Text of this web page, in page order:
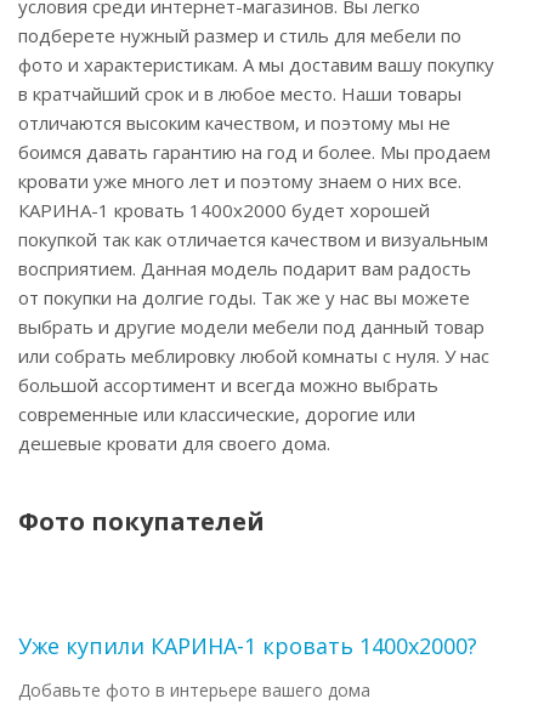
условия среди интернет-магазинов. Вы легко
подберете нужный размер и стиль для мебели по
фото и характеристикам. А мы доставим вашу покупку
в кратчайший срок и в любое место. Наши товары
отличаются высоким качеством, и поэтому мы не
боимся давать гарантию на год и более. Мы продаем
кровати уже много лет и поэтому знаем о них все.
КАРИНА-1 кровать 1400х2000 будет хорошей
покупкой так как отличается качеством и визуальным
восприятием. Данная модель подарит вам радость
от покупки на долгие годы. Так же у нас вы можете
выбрать и другие модели мебели под данный товар
или собрать меблировку любой комнаты с нуля. У нас
большой ассортимент и всегда можно выбрать
современные или классические, дорогие или
дешевые кровати для своего дома.
Фото покупателей
Уже купили КАРИНА-1 кровать 1400х2000?
Добавьте фото в интерьере вашего дома